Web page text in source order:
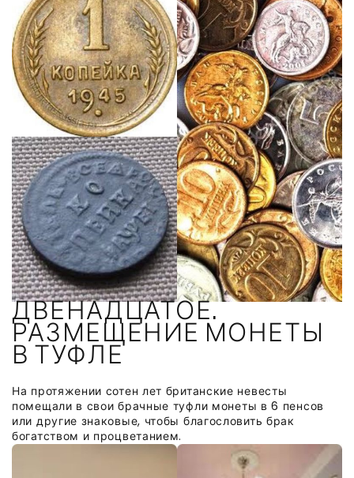
ДВЕНАДЦАТОЕ.
РАЗМЕЩЕНИЕ МОНЕТЫ
В ТУФЛЕ
На протяжении сотен лет британские невесты
помещали в свои брачные туфли монеты в 6 пенсов
или другие знаковые, чтобы благословить брак
богатством и процветанием.